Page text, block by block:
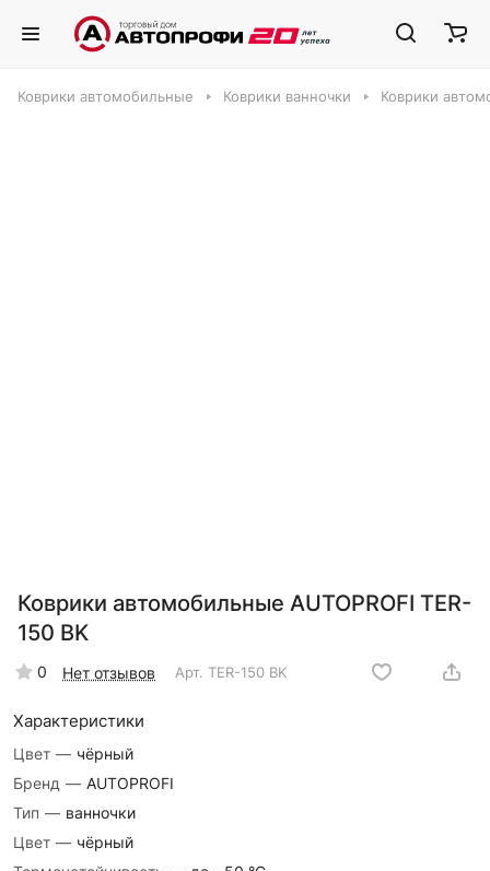
Коврики автомобильные Коврики ванночки Коврики
Коврики автомобильные AUTOPROFI TER-
150 BK
0 Нет отзывов Арт. TER-150 BK
Характеристики
Цвет — чёрный
Бренд — AUTOPROFI
Тип — ванночки
Цвет — чёрный